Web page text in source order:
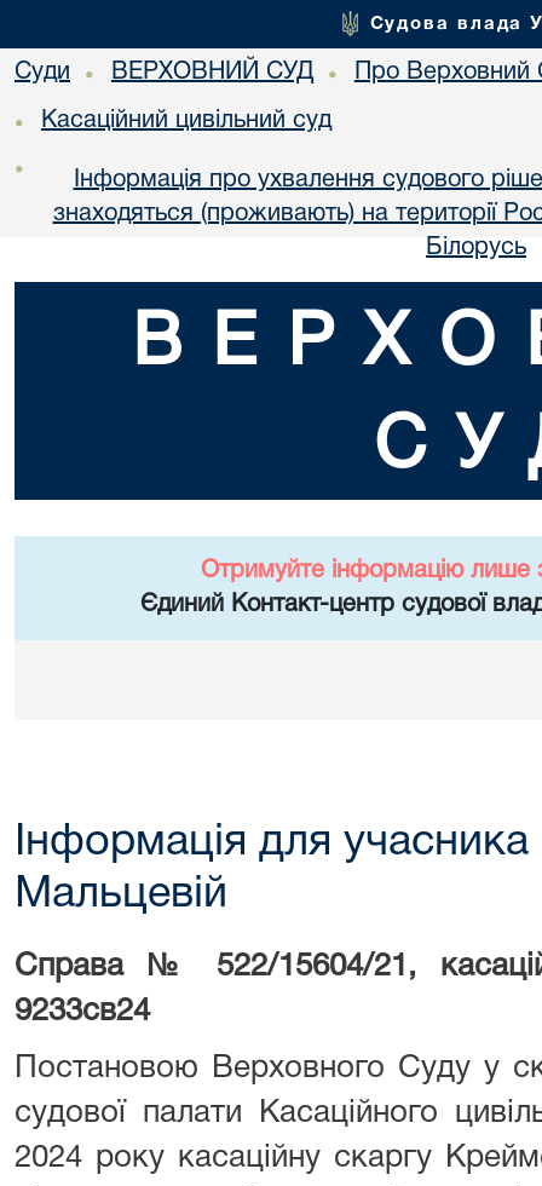
Судова влада
Суди • ВЕРХОВНИЙ СУД • Про Верховний
• Касаційний цивільний суд
•
Інформація про ухвалення судового
знаходяться (проживають) на території
Білорусь
Отримуйте інформацію лише
Єдиний Контакт-центр судової
Інформація для
Мальцевій
Справа № 522/15604/21,
9233св24
Постановою Верховного Суду у
судової палати Касаційного
2024 року касаційну скаргу